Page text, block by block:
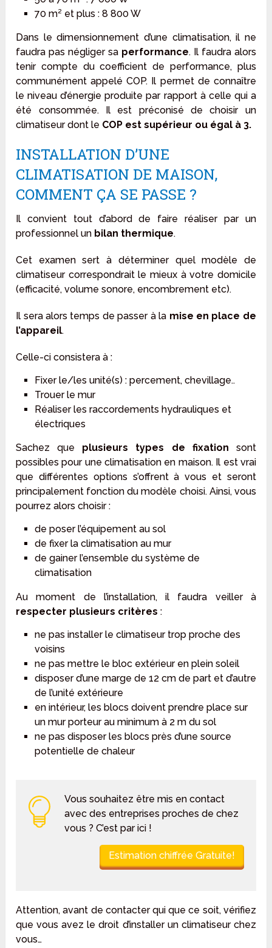
70 m² et plus : 8 800 W
Dans le dimensionnement d’une climatisation, il ne
faudra pas négliger sa performance. Il faudra alors
tenir compte du coefficient de performance, plus
communément appelé COP. Il permet de connaître
le niveau d’énergie produite par rapport à celle qui a
été consommée. Il est préconisé de choisir un
climatiseur dont le COP est supérieur ou égal à 3.
INSTALLATION D’UNE
CLIMATISATION DE MAISON,
COMMENT ÇA SE PASSE ?
Il convient tout d’abord de faire réaliser par un
professionnel un bilan thermique.
Cet examen sert à déterminer quel modèle de
climatiseur correspondrait le mieux à votre domicile
(efficacité, volume sonore, encombrement etc).
Il sera alors temps de passer à la mise en place de
l’appareil.
Celle-ci consistera à :
Fixer le/les unité(s) : percement, chevillage..
Trouer le mur
Réaliser les raccordements hydrauliques et
électriques
Sachez que plusieurs types de fixation sont
possibles pour une climatisation en maison. Il est vrai
que différentes options s’offrent à vous et seront
principalement fonction du modèle choisi. Ainsi, vous
pourrez alors choisir :
de poser l’équipement au sol
de fixer la climatisation au mur
de gainer l’ensemble du système de
climatisation
Au moment de l’installation, il faudra veiller à
respecter plusieurs critères :
ne pas installer le climatiseur trop proche des
voisins
ne pas mettre le bloc extérieur en plein soleil
disposer d’une marge de 12 cm de part et d’autre
de l’unité extérieure
en intérieur, les blocs doivent prendre place sur
un mur porteur au minimum à 2 m du sol
ne pas disposer les blocs près d’une source
potentielle de chaleur
Vous souhaitez être mis en contact
avec des entreprises proches de chez
vous ? C’est par ici !
Estimation chiffrée Gratuite!
Attention, avant de contacter qui que ce soit, vérifiez
que vous avez le droit d’installer un climatiseur chez
vous…